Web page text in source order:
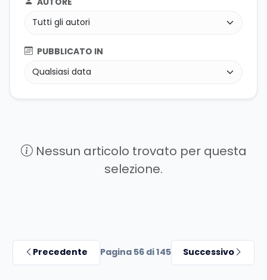
PUBBLICATO IN
Nessun articolo trovato per questa
selezione.
Precedente Pagina 56 di 145 Successivo